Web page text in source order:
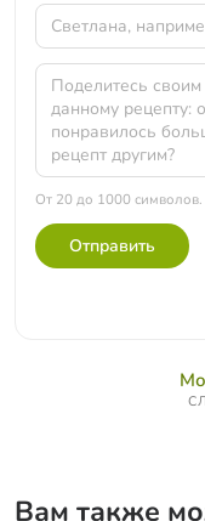
От 20 до 1000
Отправить
Вам также